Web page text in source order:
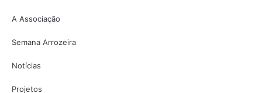
A Associação
Semana Arrozeira
Notícias
Projetos